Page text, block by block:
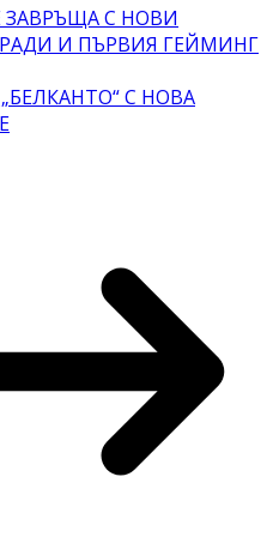
ЗАВРЪЩА С НОВИ
И ПЪРВИЯ ГЕЙМИНГ
С НОВА